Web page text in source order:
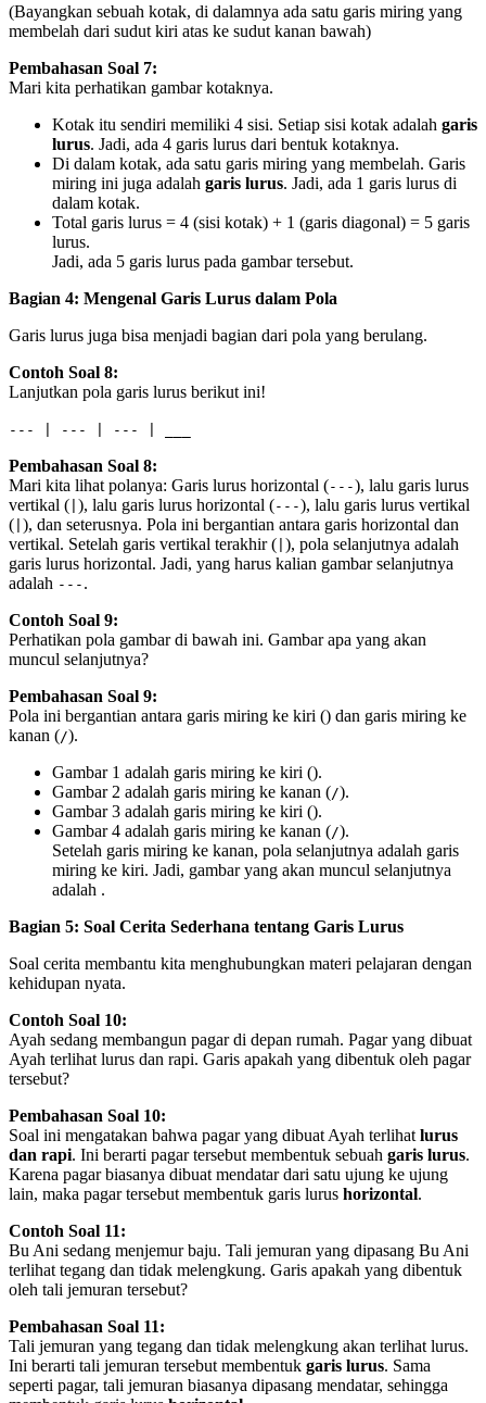
(Bayangkan sebuah kotak, di dalamnya ada satu garis miring yang
membelah dari sudut kiri atas ke sudut kanan bawah)
Pembahasan Soal 7:
Mari kita perhatikan gambar kotaknya.
Kotak itu sendiri memiliki 4 sisi. Setiap sisi kotak adalah garis
lurus. Jadi, ada 4 garis lurus dari bentuk kotaknya.
Di dalam kotak, ada satu garis miring yang membelah. Garis
miring ini juga adalah garis lurus. Jadi, ada 1 garis lurus di
dalam kotak.
Total garis lurus = 4 (sisi kotak) + 1 (garis diagonal) = 5 garis
lurus.
Jadi, ada 5 garis lurus pada gambar tersebut.
Bagian 4: Mengenal Garis Lurus dalam Pola
Garis lurus juga bisa menjadi bagian dari pola yang berulang.
Contoh Soal 8:
Lanjutkan pola garis lurus berikut ini!
--- | --- | --- | ___
Pembahasan Soal 8:
Mari kita lihat polanya: Garis lurus horizontal (---), lalu garis lurus
vertikal ( ), lalu garis lurus horizontal (---), lalu garis lurus vertikal
( ), dan seterusnya. Pola ini bergantian antara garis horizontal dan
vertikal. Setelah garis vertikal terakhir ( ), pola selanjutnya adalah
garis lurus horizontal. Jadi, yang harus kalian gambar selanjutnya
adalah --- .
Contoh Soal 9:
Perhatikan pola gambar di bawah ini. Gambar apa yang akan
muncul selanjutnya?
Pembahasan Soal 9:
Pola ini bergantian antara garis miring ke kiri () dan garis miring ke
kanan (/).
Gambar 1 adalah garis miring ke kiri ().
Gambar 2 adalah garis miring ke kanan (/).
Gambar 3 adalah garis miring ke kiri ().
Gambar 4 adalah garis miring ke kanan (/).
Setelah garis miring ke kanan, pola selanjutnya adalah garis
miring ke kiri. Jadi, gambar yang akan muncul selanjutnya
adalah .
Bagian 5: Soal Cerita Sederhana tentang Garis Lurus
Soal cerita membantu kita menghubungkan materi pelajaran dengan
kehidupan nyata.
Contoh Soal 10:
Ayah sedang membangun pagar di depan rumah. Pagar yang dibuat
Ayah terlihat lurus dan rapi. Garis apakah yang dibentuk oleh pagar
tersebut?
Pembahasan Soal 10:
Soal ini mengatakan bahwa pagar yang dibuat Ayah terlihat lurus
dan rapi. Ini berarti pagar tersebut membentuk sebuah garis lurus.
Karena pagar biasanya dibuat mendatar dari satu ujung ke ujung
lain, maka pagar tersebut membentuk garis lurus horizontal.
Contoh Soal 11:
Bu Ani sedang menjemur baju. Tali jemuran yang dipasang Bu Ani
terlihat tegang dan tidak melengkung. Garis apakah yang dibentuk
oleh tali jemuran tersebut?
Pembahasan Soal 11:
Tali jemuran yang tegang dan tidak melengkung akan terlihat lurus.
Ini berarti tali jemuran tersebut membentuk garis lurus. Sama
seperti pagar, tali jemuran biasanya dipasang mendatar, sehingga